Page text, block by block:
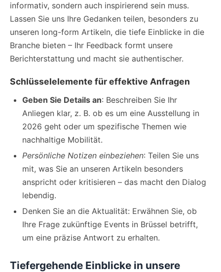
informativ, sondern auch inspirierend sein muss.
Lassen Sie uns Ihre Gedanken teilen, besonders zu
unseren long-form Artikeln, die tiefe Einblicke in die
Branche bieten – Ihr Feedback formt unsere
Berichterstattung und macht sie authentischer.
Schlüsselelemente für effektive Anfragen
Geben Sie Details an: Beschreiben Sie Ihr
Anliegen klar, z. B. ob es um eine Ausstellung in
2026 geht oder um spezifische Themen wie
nachhaltige Mobilität.
Persönliche Notizen einbeziehen: Teilen Sie uns
mit, was Sie an unseren Artikeln besonders
anspricht oder kritisieren – das macht den Dialog
lebendig.
Denken Sie an die Aktualität: Erwähnen Sie, ob
Ihre Frage zukünftige Events in Brüssel betrifft,
um eine präzise Antwort zu erhalten.
Tiefergehende Einblicke in unsere